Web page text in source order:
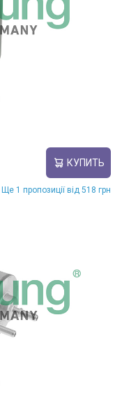
КУПИТЬ
Ще 1 пропозиції від 518 грн